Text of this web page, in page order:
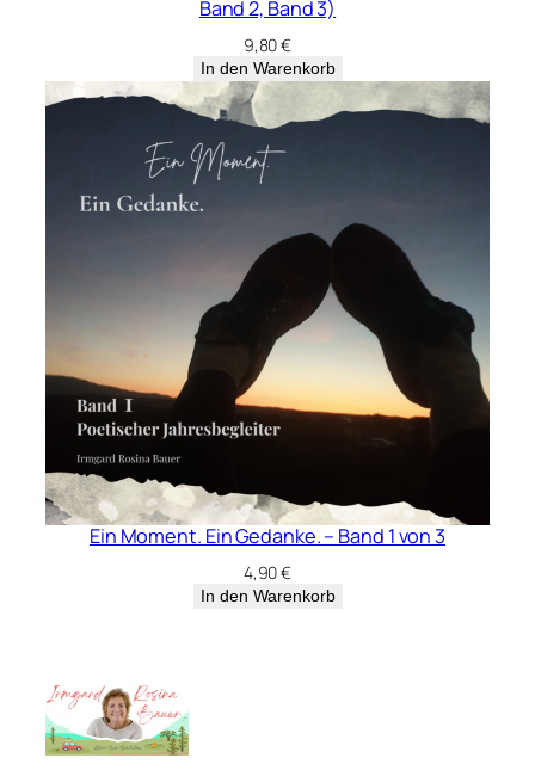
Band 2, Band 3)
9,80€
In den Warenkorb
Ein Moment. Ein Gedanke. – Band 1 von 3
4,90€
In den Warenkorb